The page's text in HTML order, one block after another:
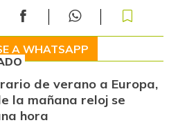
A WHATSAPP
de verano a Europa,
la mañana reloj se
hora